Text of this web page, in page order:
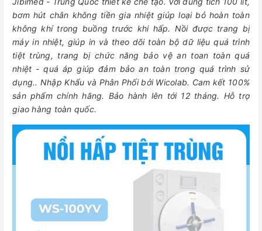
bơm hút chân không tiền gia nhiệt giúp loại bỏ hoàn toàn
không khí trong buồng trước khi hấp. Nồi được trang bị
máy in nhiệt, giúp in và theo dõi toàn bộ dữ liệu quá trình
tiệt trùng, trang bị chức năng bảo vệ an toan toàn quá
nhiệt - quá áp giúp đảm bảo an toàn trong quá trình sử
dụng.. ​​​Nhập Khẩu và Phân Phối bởi Wicolab. Cam kết 100%
sản phẩm chính hãng. Bảo hành lên tới 12 tháng. Hỗ trợ
giao hàng toàn quốc.